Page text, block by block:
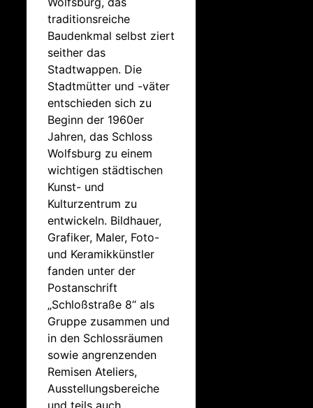
traditionsreiche
Baudenkmal selbst ziert
seither das
Stadtwappen. Die
Stadtmütter und -väter
entschieden sich zu
Beginn der 1960er
Jahren, das Schloss
Wolfsburg zu einem
wichtigen städtischen
Kunst- und
Kulturzentrum zu
entwickeln. Bildhauer,
Grafiker, Maler, Foto-
und Keramikkünstler
fanden unter der
Postanschrift
„Schloßstraße 8“ als
Gruppe zusammen und
in den Schlossräumen
sowie angrenzenden
Remisen Ateliers,
Ausstellungsbereiche